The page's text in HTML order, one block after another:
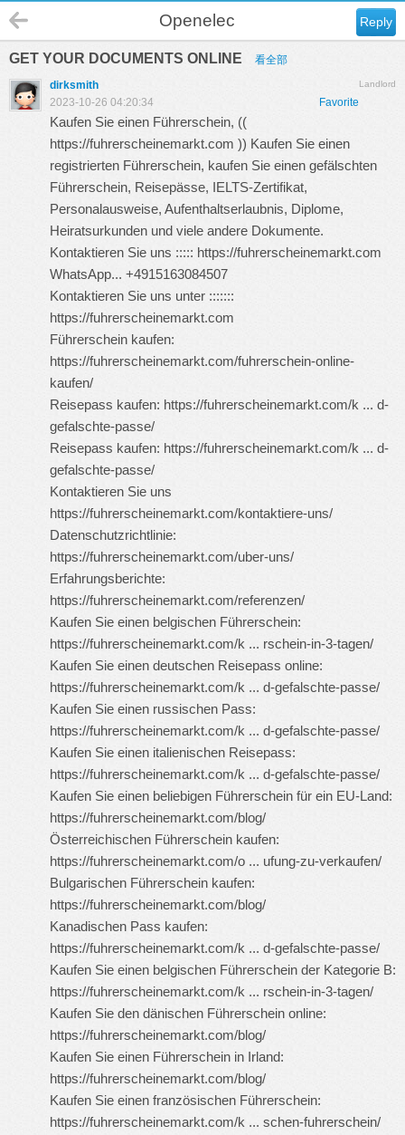
Reply
Openelec
GET YOUR DOCUMENTS ONLINE 看全部
Landlord
dirksmith
Favorite
2023-10-26 04:20:34
Kaufen Sie einen Führerschein, ((
https://fuhrerscheinemarkt.com )) Kaufen Sie einen
registrierten Führerschein, kaufen Sie einen gefälschten
Führerschein, Reisepässe, IELTS-Zertifikat,
Personalausweise, Aufenthaltserlaubnis, Diplome,
Heiratsurkunden und viele andere Dokumente.
Kontaktieren Sie uns ::::: https://fuhrerscheinemarkt.com
WhatsApp... +4915163084507
Kontaktieren Sie uns unter :::::::
https://fuhrerscheinemarkt.com
Führerschein kaufen:
https://fuhrerscheinemarkt.com/fuhrerschein-online-
kaufen/
Reisepass kaufen: https://fuhrerscheinemarkt.com/k ... d-
gefalschte-passe/
Reisepass kaufen: https://fuhrerscheinemarkt.com/k ... d-
gefalschte-passe/
Kontaktieren Sie uns
https://fuhrerscheinemarkt.com/kontaktiere-uns/
Datenschutzrichtlinie:
https://fuhrerscheinemarkt.com/uber-uns/
Erfahrungsberichte:
https://fuhrerscheinemarkt.com/referenzen/
Kaufen Sie einen belgischen Führerschein:
https://fuhrerscheinemarkt.com/k ... rschein-in-3-tagen/
Kaufen Sie einen deutschen Reisepass online:
https://fuhrerscheinemarkt.com/k ... d-gefalschte-passe/
Kaufen Sie einen russischen Pass:
https://fuhrerscheinemarkt.com/k ... d-gefalschte-passe/
Kaufen Sie einen italienischen Reisepass:
https://fuhrerscheinemarkt.com/k ... d-gefalschte-passe/
Kaufen Sie einen beliebigen Führerschein für ein EU-Land:
https://fuhrerscheinemarkt.com/blog/
Österreichischen Führerschein kaufen:
https://fuhrerscheinemarkt.com/o ... ufung-zu-verkaufen/
Bulgarischen Führerschein kaufen:
https://fuhrerscheinemarkt.com/blog/
Kanadischen Pass kaufen:
https://fuhrerscheinemarkt.com/k ... d-gefalschte-passe/
Kaufen Sie einen belgischen Führerschein der Kategorie B:
https://fuhrerscheinemarkt.com/k ... rschein-in-3-tagen/
Kaufen Sie den dänischen Führerschein online:
https://fuhrerscheinemarkt.com/blog/
Kaufen Sie einen Führerschein in Irland:
https://fuhrerscheinemarkt.com/blog/
Kaufen Sie einen französischen Führerschein:
https://fuhrerscheinemarkt.com/k ... schen-fuhrerschein/